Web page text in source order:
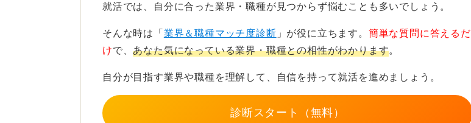
できますよ。
就活では、自分に合った業界・職種が見つからず悩むことも多いでしょう。
そんな時は「 業界＆職種マッチ度診断 」が役に立ちます。 簡単な質問に答えるだ
けで、あなた気になっている業界・職種との相性がわかります。
自分が目指す業界や職種を理解して、自信を持って就活を進めましょう。
診断スタート（無料）